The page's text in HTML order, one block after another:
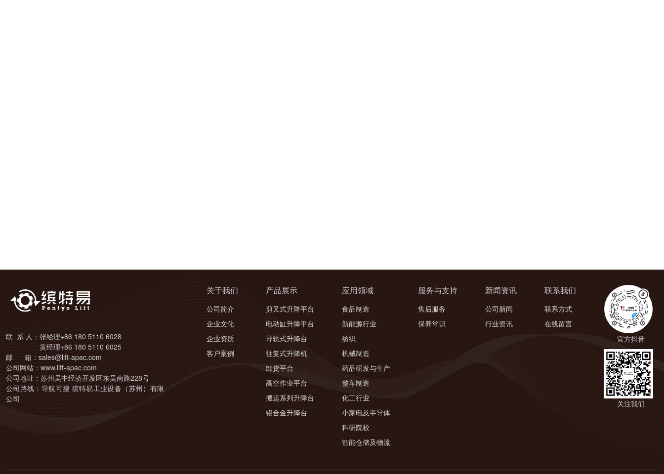
联 系 人：张经理+86 180 5110 6028
黄经理+86 180 5110 6025
邮 箱：sales@lift-apac.com
公司网站：www.lift-apac.com
公司地址：苏州吴中经济开发区东吴南路228号
公司路线：导航可搜 缤特易工业设备（苏州）有限
公司
关于我们
公司简介
企业文化
企业资质
客户案例
产品展示
剪叉式升降平台
电动缸升降平台
导轨式升降台
往复式升降机
卸货平台
高空作业平台
搬运系列升降台
铝合金升降台
应用领域
食品制造
新能源行业
纺织
机械制造
药品研发与生产
整车制造
化工行业
小家电及半导体
科研院校
智能仓储及物流
服务与支持
售后服务
保养常识
新闻资讯
公司新闻
行业资讯
联系我们
联系方式
在线留言
官方抖音
关注我们